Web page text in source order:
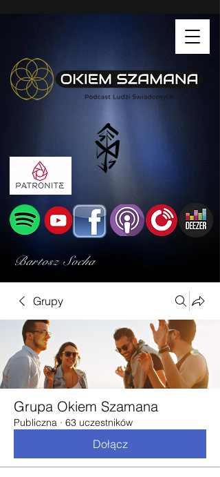
Bartosz Socha
Grupy
Grupa Okiem Szamana
Publiczna · 63 uczestników
Dołącz